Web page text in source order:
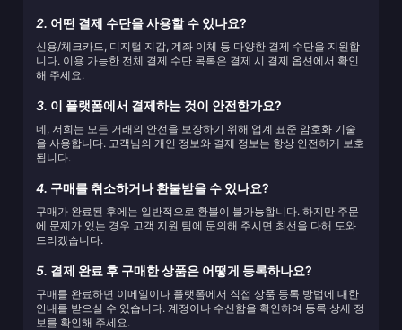
2. 어떤 결제 수단을 사용할 수 있나요?
신용/체크카드, 디지털 지갑, 계좌 이체 등 다양한 결제 수단을 지원합
니다. 이용 가능한 전체 결제 수단 목록은 결제 시 결제 옵션에서 확인
해 주세요.
3. 이 플랫폼에서 결제하는 것이 안전한가요?
네, 저희는 모든 거래의 안전을 보장하기 위해 업계 표준 암호화 기술
을 사용합니다. 고객님의 개인 정보와 결제 정보는 항상 안전하게 보호
됩니다.
4. 구매를 취소하거나 환불받을 수 있나요?
구매가 완료된 후에는 일반적으로 환불이 불가능합니다. 하지만 주문
에 문제가 있는 경우 고객 지원 팀에 문의해 주시면 최선을 다해 도와
드리겠습니다.
5. 결제 완료 후 구매한 상품은 어떻게 등록하나요?
구매를 완료하면 이메일이나 플랫폼에서 직접 상품 등록 방법에 대한
안내를 받으실 수 있습니다. 계정이나 수신함을 확인하여 등록 상세 정
보를 확인해 주세요.